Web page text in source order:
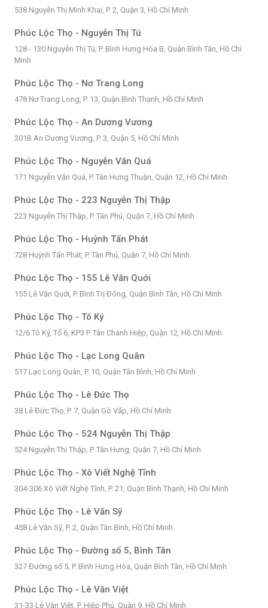
538 Nguyễn Thị Minh Khai, P. 2, Quận 3, Hồ Chí Minh
Phúc Lộc Thọ - Nguyễn Thị Tú
128 - 130 Nguyễn Thị Tú, P. Bình Hưng Hòa B, Quận Bình Tân, Hồ Chí
Minh
Phúc Lộc Thọ - Nơ Trang Long
478 Nơ Trang Long, P. 13, Quận Bình Thạnh, Hồ Chí Minh
Phúc Lộc Thọ - An Dương Vương
301B An Dương Vương, P. 3, Quận 5, Hồ Chí Minh
Phúc Lộc Thọ - Nguyễn Văn Quá
171 Nguyễn Văn Quá, P. Tân Hưng Thuận, Quận 12, Hồ Chí Minh
Phúc Lộc Thọ - 223 Nguyễn Thị Thập
223 Nguyễn Thị Thập, P. Tân Phú, Quận 7, Hồ Chí Minh
Phúc Lộc Thọ - Huỳnh Tấn Phát
728 Huỳnh Tấn Phát, P. Tân Phú, Quận 7, Hồ Chí Minh
Phúc Lộc Thọ - 155 Lê Văn Quới
155 Lê Văn Quới, P. Bình Trị Đông, Quận Bình Tân, Hồ Chí Minh
Phúc Lộc Thọ - Tô Ký
12/6 Tô Ký, Tổ 6, KP3 P. Tân Chánh Hiệp, Quận 12, Hồ Chí Minh
Phúc Lộc Thọ - Lạc Long Quân
517 Lạc Long Quân, P. 10, Quận Tân Bình, Hồ Chí Minh
Phúc Lộc Thọ - Lê Đức Thọ
38 Lê Đức Thọ, P. 7, Quận Gò Vấp, Hồ Chí Minh
Phúc Lộc Thọ - 524 Nguyễn Thị Thập
524 Nguyễn Thị Thập, P. Tân Hưng, Quận 7, Hồ Chí Minh
Phúc Lộc Thọ - Xô Viết Nghệ Tĩnh
304-306 Xô Viết Nghệ Tĩnh, P. 21, Quận Bình Thạnh, Hồ Chí Minh
Phúc Lộc Thọ - Lê Văn Sỹ
458 Lê Văn Sỹ, P. 2, Quận Tân Bình, Hồ Chí Minh
Phúc Lộc Thọ - Đường số 5, Bình Tân
327 Đường số 5, P. Bình Hưng Hòa, Quận Bình Tân, Hồ Chí Minh
Phúc Lộc Thọ - Lê Văn Việt
31-33 Lê Văn Việt, P. Hiệp Phú, Quận 9, Hồ Chí Minh